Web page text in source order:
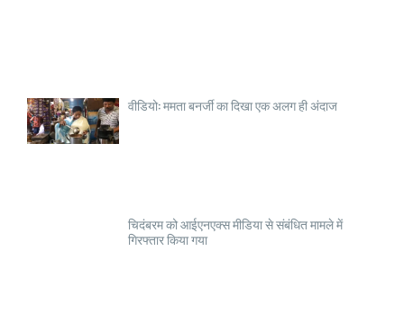
वीडियो: ममता बनर्जी का दिखा एक अलग ही अंदाज
चिदंबरम को आईएनएक्स मीडिया से संबंधित मामले में
गिरफ्तार किया गया